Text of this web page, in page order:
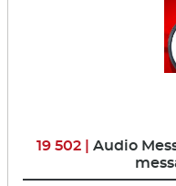
19 502 | Audio